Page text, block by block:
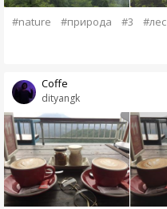
#nature #природа #3 #лес
dityangk
Coffe